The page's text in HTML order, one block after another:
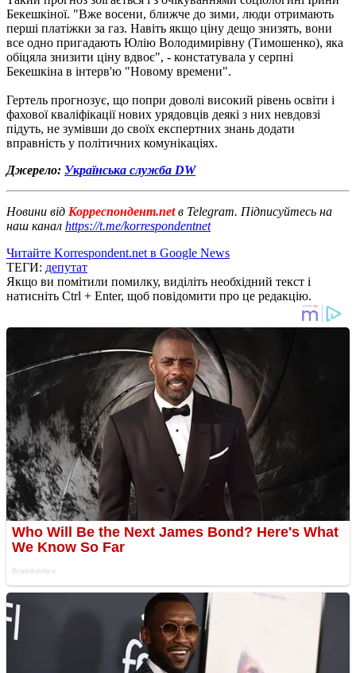
Бекешкіної. "Вже восени, ближче до зими, люди отримають
перші платіжки за газ. Навіть якщо ціну дещо знизять, вони
все одно пригадають Юлію Володимирівну (Тимошенко), яка
обіцяла знизити ціну вдвоє", - констатувала у серпні
Бекешкіна в інтерв'ю "Новому времени".
Гертель прогнозує, що попри доволі високий рівень освіти і
фахової кваліфікації нових урядовців деякі з них невдовзі
підуть, не зумівши до своїх експертних знань додати
вправність у політичних комунікаціях.
Джерело: Українська служба DW
Новини від Корреспондент.netв Telegram. Підписуйтесь на
наш канал https://t.me/korrespondentnet
Читайте Korrespondent.net в Google News
ТЕГИ: депутат
Якщо ви помітили помилку, виділіть необхідний текст і
натисніть Ctrl + Enter, щоб повідомити про це редакцію.